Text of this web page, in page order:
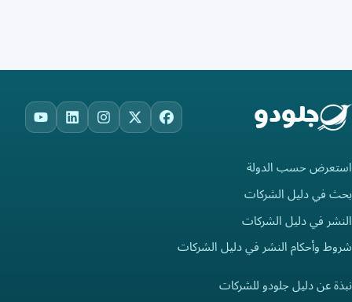
Facebook
X
Instagram
LinkedIn
استعرض حسب الدولة
بحث في دليل الشركات
النشر في دليل الشركات
شروط وأحكام النشر في دليل الشركات
نبذة عن دليل جلودو للشركات